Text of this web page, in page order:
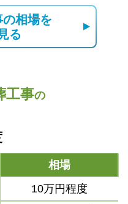
相場を
る
工事の
相場
10万円程度